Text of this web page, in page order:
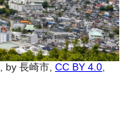
, by 長崎市, CC BY 4.0